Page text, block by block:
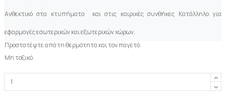
Ανθεκτικό στα κτυπήματα και στις καιρικές συνθήκες Κατάλληλο για
εφαρμογές εσωτερικών και εξωτερικών χώρων.
Προστατέψτε από τη θερμότητα και τον παγετό.
Μη τοξικό.